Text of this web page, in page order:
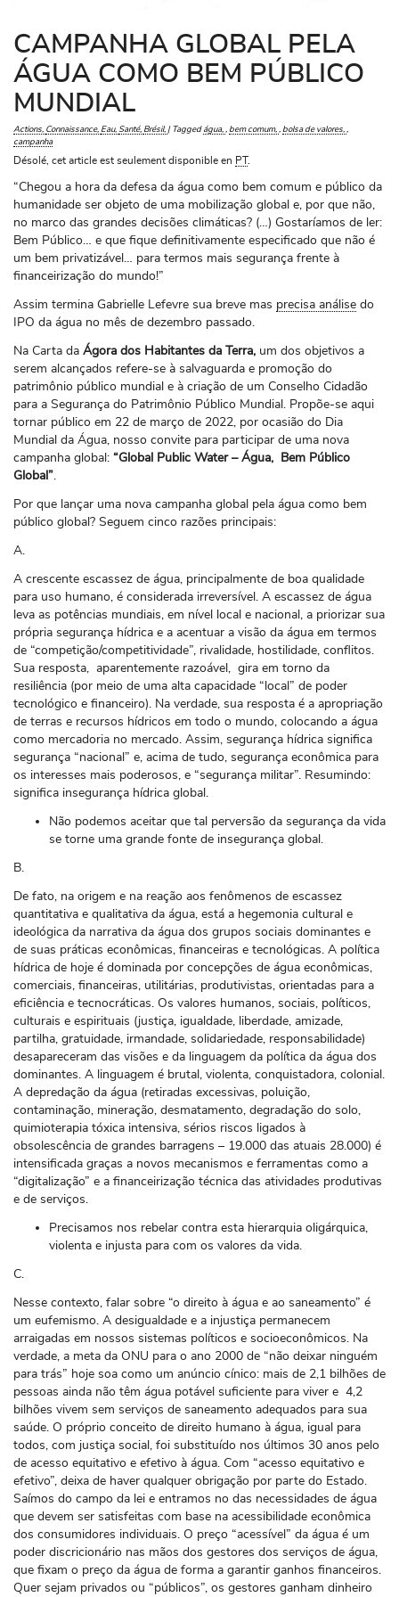
CAMPANHA GLOBAL PELA
ÁGUA COMO BEM PÚBLICO
MUNDIAL
Actions Connaissance Eau Santé Brésil | Tagged água bem comum bolsa de valores
campanha
Désolé, cet article est seulement disponible en PT.
“Chegou a hora da defesa da água como bem comum e público da
humanidade ser objeto de uma mobilização global e, por que não,
no marco das grandes decisões climáticas? (…) Gostaríamos de ler:
Bem Público… e que fique definitivamente especificado que não é
um bem privatizável… para termos mais segurança frente à
financeirização do mundo!”
Assim termina Gabrielle Lefevre sua breve mas precisa análise do
IPO da água no mês de dezembro passado.
Na Carta da Ágora dos Habitantes da Terra, um dos objetivos a
serem alcançados refere-se à salvaguarda e promoção do
patrimônio público mundial e à criação de um Conselho Cidadão
para a Segurança do Patrimônio Público Mundial. Propõe-se aqui
tornar público em 22 de março de 2022, por ocasião do Dia
Mundial da Água, nosso convite para participar de uma nova
campanha global: “Global Public Water – Água, Bem Público
Global”
Por que lançar uma nova campanha global pela água como bem
público global? Seguem cinco razões principais:
A.
A crescente escassez de água, principalmente de boa qualidade
para uso humano, é considerada irreversível. A escassez de água
leva as potências mundiais, em nível local e nacional, a priorizar sua
própria segurança hídrica e a acentuar a visão da água em termos
de “competição/competitividade”, rivalidade, hostilidade, conflitos.
Sua resposta, aparentemente razoável, gira em torno da
resiliência (por meio de uma alta capacidade “local” de poder
tecnológico e financeiro). Na verdade, sua resposta é a apropriação
de terras e recursos hídricos em todo o mundo, colocando a água
como mercadoria no mercado. Assim, segurança hídrica significa
segurança “nacional” e, acima de tudo, segurança econômica para
os interesses mais poderosos, e “segurança militar”. Resumindo:
significa insegurança hídrica global.
Não podemos aceitar que tal perversão da segurança da vida
se torne uma grande fonte de insegurança global.
B.
De fato, na origem e na reação aos fenômenos de escassez
quantitativa e qualitativa da água, está a hegemonia cultural e
ideológica da narrativa da água dos grupos sociais dominantes e
de suas práticas econômicas, financeiras e tecnológicas. A política
hídrica de hoje é dominada por concepções de água econômicas,
comerciais, financeiras, utilitárias, produtivistas, orientadas para a
eficiência e tecnocráticas. Os valores humanos, sociais, políticos,
culturais e espirituais (justiça, igualdade, liberdade, amizade,
partilha, gratuidade, irmandade, solidariedade, responsabilidade)
desapareceram das visões e da linguagem da política da água dos
dominantes. A linguagem é brutal, violenta, conquistadora, colonial.
A depredação da água (retiradas excessivas, poluição,
contaminação, mineração, desmatamento, degradação do solo,
quimioterapia tóxica intensiva, sérios riscos ligados à
obsolescência de grandes barragens – 19.000 das atuais 28.000) é
intensificada graças a novos mecanismos e ferramentas como a
“digitalização” e a financeirização técnica das atividades produtivas
e de serviços.
Precisamos nos rebelar contra esta hierarquia oligárquica,
violenta e injusta para com os valores da vida.
C.
Nesse contexto, falar sobre “o direito à água e ao saneamento” é
um eufemismo. A desigualdade e a injustiça permanecem
arraigadas em nossos sistemas políticos e socioeconômicos. Na
verdade, a meta da ONU para o ano 2000 de “não deixar ninguém
para trás” hoje soa como um anúncio cínico: mais de 2,1 bilhões de
pessoas ainda não têm água potável suficiente para viver e 4,2
bilhões vivem sem serviços de saneamento adequados para sua
saúde. O próprio conceito de direito humano à água, igual para
todos, com justiça social, foi substituído nos últimos 30 anos pelo
de acesso equitativo e efetivo à água. Com “acesso equitativo e
efetivo”, deixa de haver qualquer obrigação por parte do Estado.
Saímos do campo da lei e entramos no das necessidades de água
que devem ser satisfeitas com base na acessibilidade econômica
dos consumidores individuais. O preço “acessível” da água é um
poder discricionário nas mãos dos gestores dos serviços de água,
que fixam o preço da água de forma a garantir ganhos financeiros.
Quer sejam privados ou “públicos”, os gestores ganham dinheiro